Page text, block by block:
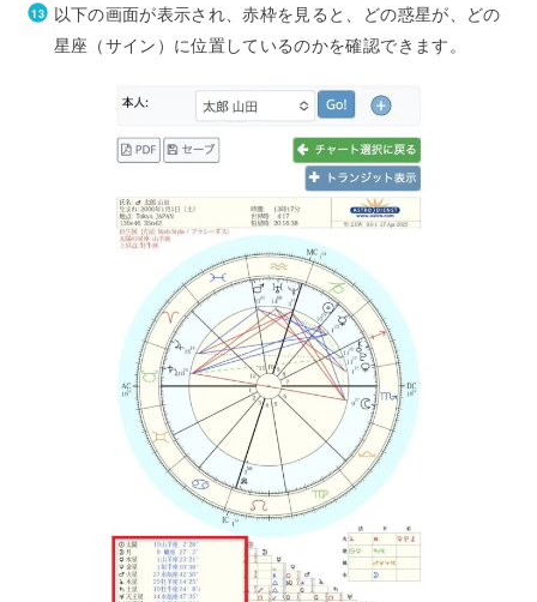
以下の画面が表示され、赤枠を見ると、どの惑星が、どの
星座（サイン）に位置しているのかを確認できます。